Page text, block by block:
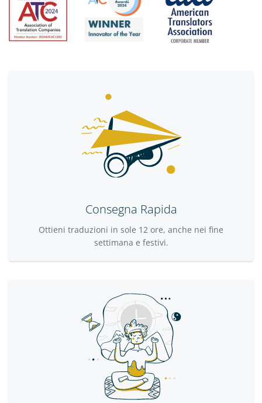
Consegna Rapida
Ottieni traduzioni in sole 12 ore, anche nei fine
settimana e festivi.